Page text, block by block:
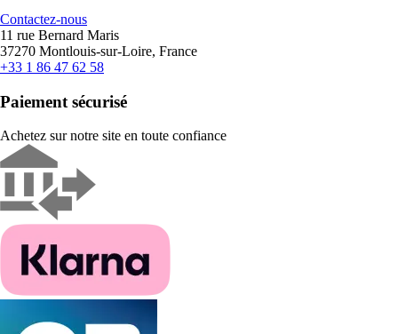
Contactez-nous
11 rue Bernard Maris
37270 Montlouis-sur-Loire, France
+33 1 86 47 62 58
Paiement sécurisé
Achetez sur notre site en toute confiance